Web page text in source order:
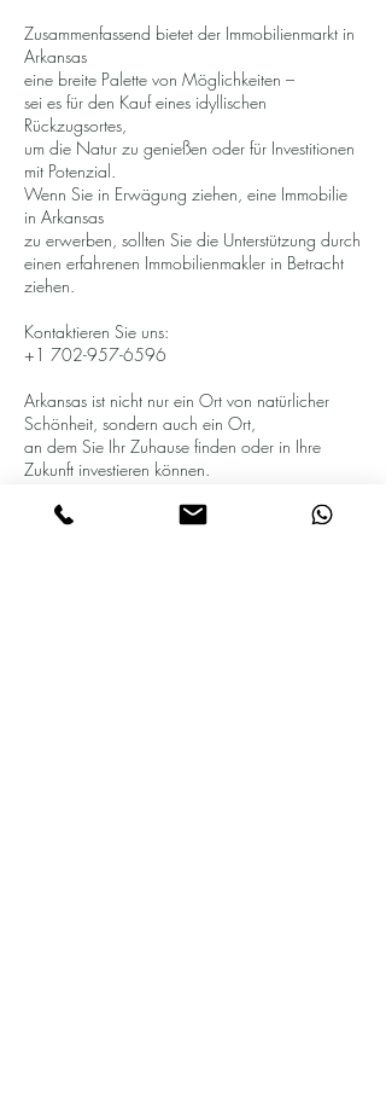
Zusammenfassend bietet der Immobilienmarkt in
Arkansas
eine breite Palette von Möglichkeiten –
sei es für den Kauf eines idyllischen
Rückzugsortes,
um die Natur zu genießen oder für Investitionen
mit Potenzial.
Wenn Sie in Erwägung ziehen, eine Immobilie
in Arkansas
zu erwerben, sollten Sie die Unterstützung durch
einen erfahrenen Immobilienmakler in Betracht
ziehen.
Kontaktieren Sie uns:
+1 702-957-6596
Arkansas ist nicht nur ein Ort von natürlicher
Schönheit, sondern auch ein Ort,
an dem Sie Ihr Zuhause finden oder in Ihre
Zukunft investieren können.
Immobilienprozesses zu helfen